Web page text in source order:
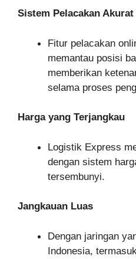
Sistem Pelacakan Akurat
Fitur pelacakan
memantau posisi
memberikan
selama proses
Harga yang Terjangkau
Logistik Express
dengan sistem
tersembunyi.
Jangkauan Luas
Dengan jaringan
Indonesia,